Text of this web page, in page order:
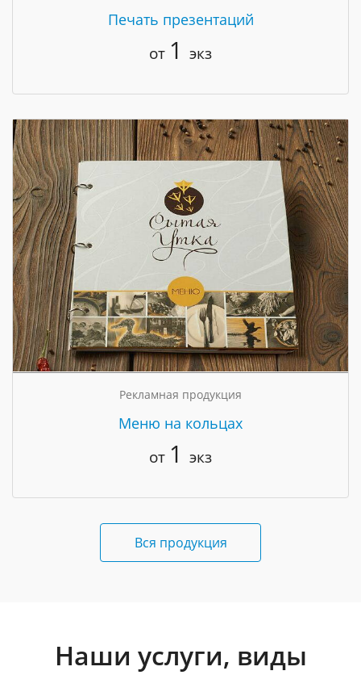
Печать презентаций
от 1 экз
Рекламная продукция
Меню на кольцах
от 1 экз
Вся продукция
Наши услуги, виды